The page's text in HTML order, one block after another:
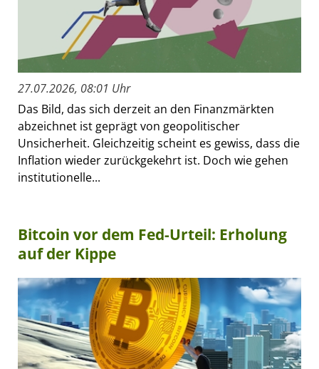
27.07.2026, 08:01 Uhr
Das Bild, das sich derzeit an den Finanzmärkten
abzeichnet ist geprägt von geopolitischer
Unsicherheit. Gleichzeitig scheint es gewiss, dass die
Inflation wieder zurückgekehrt ist. Doch wie gehen
institutionelle...
Bitcoin vor dem Fed-Urteil: Erholung
auf der Kippe